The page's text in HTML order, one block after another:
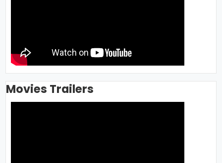
Movies Trailers